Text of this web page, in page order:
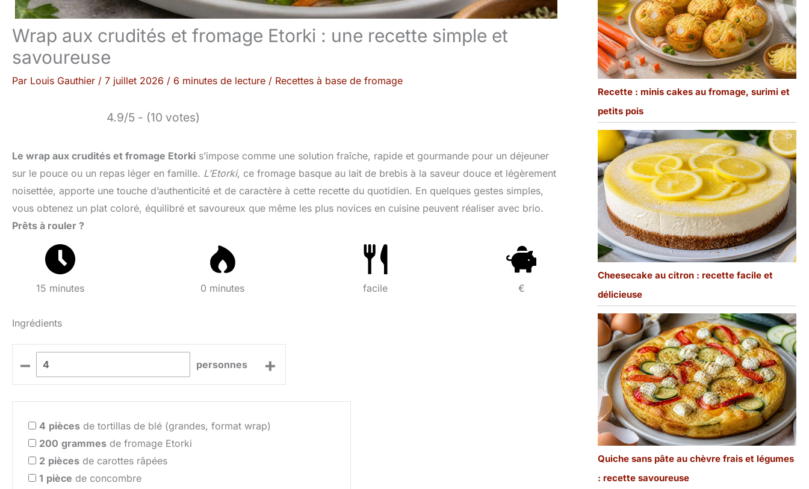
Wrap aux crudités et fromage Etorki : une recette simple et
savoureuse
Par Louis Gauthier / 7 juillet 2026 / 6 minutes de lecture / Recettes à base de fromage
4.9/5 - (10 votes)
Le wrap aux crudités et fromage Etorki s’impose comme une solution fraîche, rapide et gourmande pour un déjeuner
sur le pouce ou un repas léger en famille. L’Etorki, ce fromage basque au lait de brebis à la saveur douce et légèrement
noisettée, apporte une touche d’authenticité et de caractère à cette recette du quotidien. En quelques gestes simples,
vous obtenez un plat coloré, équilibré et savoureux que même les plus novices en cuisine peuvent réaliser avec brio.
Prêts à rouler ?
15 minutes 0 minutes facile €
Ingrédients
– personnes +
4 pièces de tortillas de blé (grandes, format wrap)
200 grammes de fromage Etorki
2 pièces de carottes râpées
1 pièce de concombre
Recette : minis cakes au fromage, surimi et
petits pois
Cheesecake au citron : recette facile et
délicieuse
Quiche sans pâte au chèvre frais et légumes
: recette savoureuse